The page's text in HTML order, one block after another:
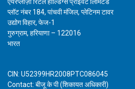
प्लॉट नंबर 184, पांचवी मंजिल, प्लेटिनम टावर
उद्योग विहार, फेज-1
गुरुग्राम, हरियाणा – 122016
भारत
CIN: U52399HR2008PTC086045
Contact: बीजू के पी (शिकायत अधिकारी)